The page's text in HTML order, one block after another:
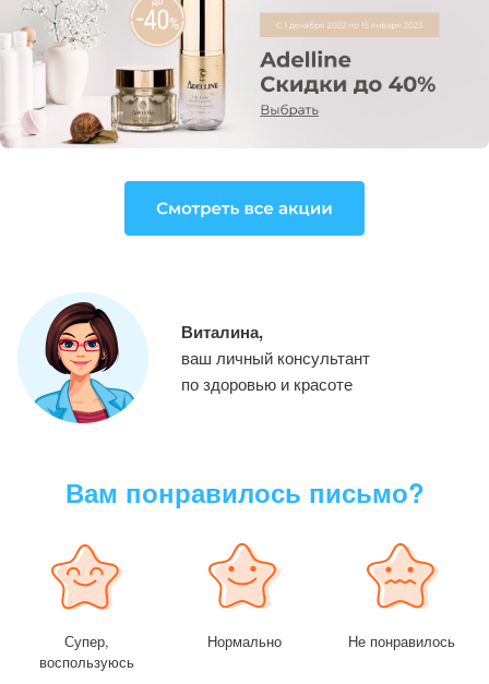
Виталина,
ваш личный консультант
по здоровью и красоте
Вам понравилось письмо?
Супер,
воспользуюсь
Нормально Не понравилось